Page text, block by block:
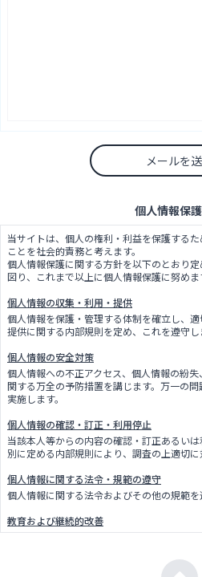
個人情報保
当サイトは、個人の権利・利益を保護する
ことを社会的責務と考えます。
個人情報保護に関する方針を以下のとおり
図り、これまで以上に個人情報保護に努めま
個人情報の収集・利用・提供
個人情報を保護・管理する体制を確立し、
提供に関する内部規則を定め、これを遵守し
個人情報の安全対策
個人情報への不正アクセス、個人情報の紛
関する万全の予防措置を講じます。万一の
実施します。
個人情報の確認・訂正・利用停止
当該本人等からの内容の確認・訂正あるいは
別に定める内部規則により、調査の上適切に
個人情報に関する法令・規範の遵守
個人情報に関する法令およびその他の規範を
教育および継続的改善
個人情報保護体制を適切に維持するため、